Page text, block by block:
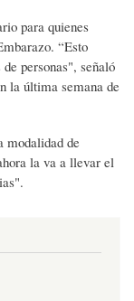
para quienes
“Esto
personas", señaló
la última semana de
modalidad de
la va a llevar el